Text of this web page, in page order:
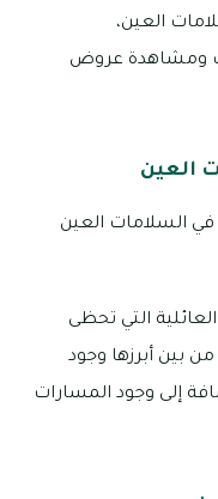
العين،
ومشاهدة عروض
العين
السلامات العين
التي تحظى
بين أبرزها وجود
إلى وجود المسارات